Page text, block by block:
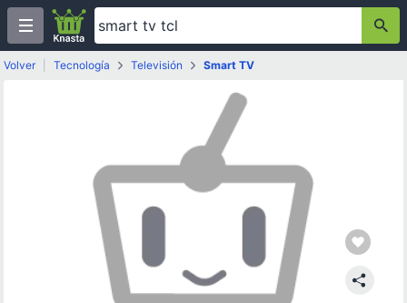
Volver Tecnología Televisión Smart TV